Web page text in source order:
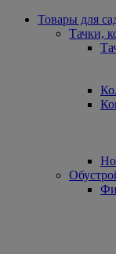
Товары для
Тачки,